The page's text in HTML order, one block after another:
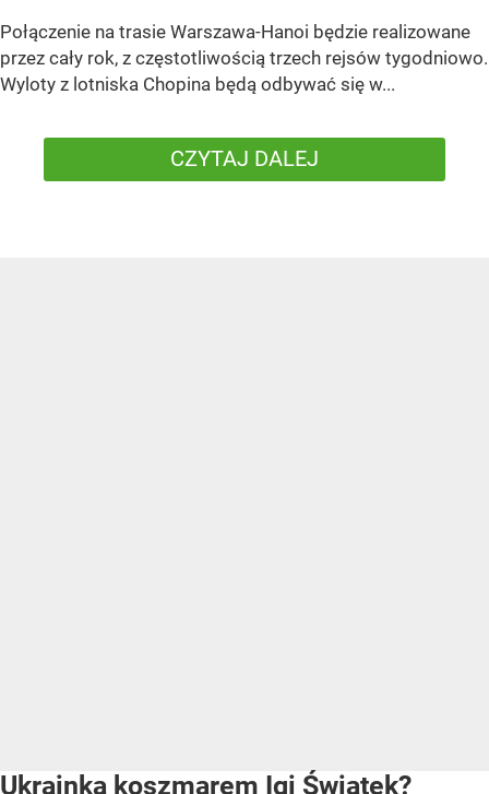
Połączenie na trasie Warszawa-Hanoi będzie realizowane
przez cały rok, z częstotliwością trzech rejsów tygodniowo.
Wyloty z lotniska Chopina będą odbywać się w...
CZYTAJ DALEJ
Ukrainka koszmarem Igi Świątek?